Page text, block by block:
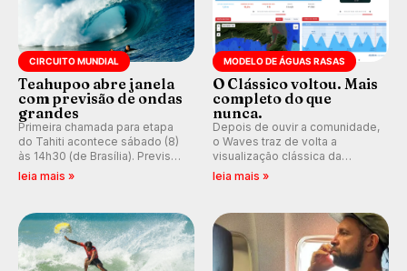
CIRCUITO MUNDIAL
Teahupoo abre janela
com previsão de ondas
grandes
Primeira chamada para etapa
do Tahiti acontece sábado (8)
às 14h30 (de Brasília). Previsão
indica swell consistente.
Kelly Slater convidado.
leia mais »
MODELO DE ÁGUAS RASAS
O Clássico voltou. Mais
completo do que
nunca.
Depois de ouvir a comunidade,
o Waves traz de volta a
visualização clássica da
previsão de águas rasas,
ondas para até 16 dias.
leia mais »